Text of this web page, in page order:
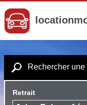
Rechercher
Retrait